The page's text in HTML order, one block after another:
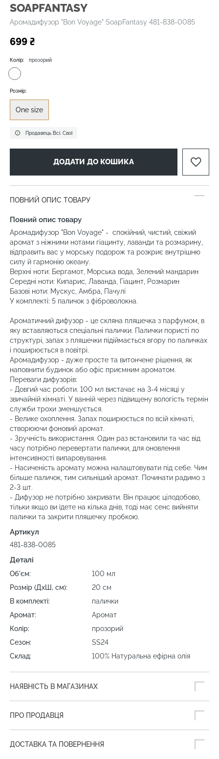
SOAPFANTASY
Аромадифузор "Bon Voyage" SoapFantasy 481-838-0085
699 ₴
Продавець Всі. Свої
Колір: прозорий
Розмір:
One size
ДОДАТИ ДО КОШИКА
ПОВНИЙ ОПИС ТОВАРУ
Повний опис товару
Аромадифузор "Bon Voyage" - спокійний, чистий, свіжий
аромат з ніжними нотами гіацинту, лаванди та розмарину,
відправить вас у морську подорож та розкриє внутрішню
силу й гармонію океану.
Верхні ноти: Бергамот, Морська вода, Зелений мандарин
Середні ноти: Кипарис, Лаванда, Гіацинт, Розмарин
Базові ноти: Мускус, Амбра, Пачулі
У комплекті: 5 паличок з фіброволокна.
Ароматичний дифузор - це скляна пляшечка з парфумом, в
яку вставляються спеціальні палички. Палички пористі по
структурі, запах з пляшечки підіймається вгору по паличках
і поширюється в повітрі.
Аромадифузор - дуже просте та витончене рішення, як
наповнити будинок або офіс приємним ароматом.
Переваги дифузорів:
- Довгий час роботи. 100 мл вистачає на 3-4 місяці у
звичайній кімнаті. У ванній через підвищену вологість термін
служби трохи зменшується.
- Велике охоплення. Запах поширюється по всій кімнаті,
створюючи фоновий аромат.
- Зручність використання. Один раз встановили та час від
часу потрібно перевертати палички, для оновлення
інтенсивності випаровування.
- Насиченість аромату можна налаштовувати під себе. Чим
більше паличок, тим сильніший аромат. Починати радимо з
2-3 шт.
- Дифузор не потрібно закривати. Він працює цілодобово,
тільки якщо ви їдете на кілька днів, тоді має сенс вийняти
палички та закрити пляшечку пробкою.
Артикул
481-838-0085
Деталі
Об'єм:
100 мл
Розмір (ДхШ, см):
20 см
В комплекті:
палички
Аромат:
Аромат
Колір:
прозорий
Сезон:
SS24
Склад:
100% Натуральна ефірна олія
НАЯВНІСТЬ В МАГАЗИНАХ
ПРО ПРОДАВЦЯ
ДОСТАВКА ТА ПОВЕРНЕННЯ